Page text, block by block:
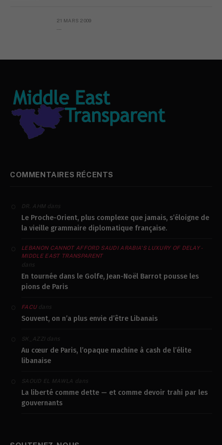
21 MARS 2009
COMMENTAIRES RÉCENTS
DR. AHM dans
Le Proche-Orient, plus complexe que jamais, s’éloigne de
la vieille grammaire diplomatique française.
LEBANON CANNOT AFFORD SAUDI ARABIA’S LUXURY OF DELAY -
MIDDLE EAST TRANSPARENT
dans
En tournée dans le Golfe, Jean-Noël Barrot pousse les
pions de Paris
FACUdans
Souvent, on n’a plus envie d’être Libanais
SK_AZZIdans
Au cœur de Paris, l’opaque machine à cash de l’élite
libanaise
SAOUD EL MAWLA dans
La liberté comme dette — et comme devoir trahi par les
gouvernants